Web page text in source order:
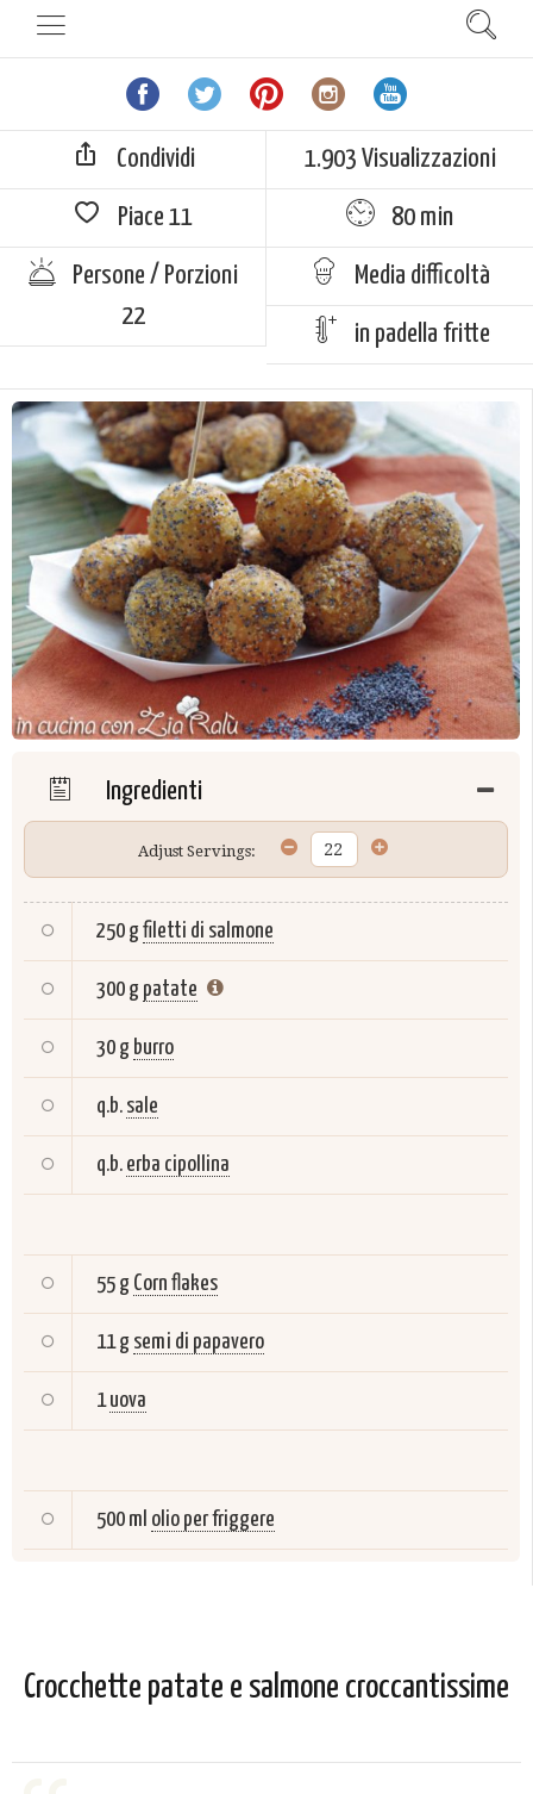
Condividi 1.903 Visualizzazioni
Piace 11 80 min
Persone / Porzioni
22
Media difficoltà
in padella fritte
Ingredienti
Adjust Servings:
250 gfiletti di salmone
300 g patate
30 g burro
q.b. sale
q.b. erba cipollina
55 g Corn flakes
11 g semi di papavero
1 uova
500 ml olio per friggere
Crocchette patate e salmone croccantissime